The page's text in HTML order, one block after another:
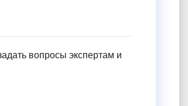
вопросы экспертам и